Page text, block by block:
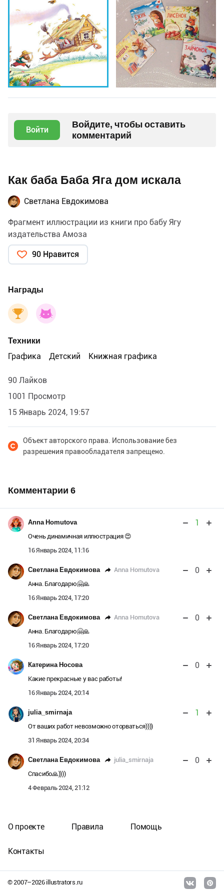
Войти
Войдите, чтобы оставить
комментарий
Как баба Баба Яга дом искала
Светлана Евдокимова
Фрагмент иллюстрации из книги про бабу Ягу
издательства Амоза
90 Нравится
Награды
Техники
Графика
Детский Книжная графика
90 Лайков
1001 Просмотр
15 Январь 2024, 19:57
Объект авторского права. Использование без
разрешения правообладателя запрещено.
Комментарии 6
Anna Homutova 1
Очень динамичная иллюстрация 😍
16 Январь 2024, 11:16
Светлана Евдокимова Anna Homutova 0
Анна. Благодарю🤗🙏
16 Январь 2024, 17:20
Светлана Евдокимова Anna Homutova 0
Анна. Благодарю🤗🙏
16 Январь 2024, 17:20
Катерина Носова 0
Какие прекрасные у вас работы!
16 Январь 2024, 20:14
julia_smirnaja 1
От ваших работ невозможно оторваться))))
31 Январь 2024, 20:34
Светлана Евдокимова julia_smirnaja 0
Спасибо🙏))))
4 Февраль 2024, 21:12
© 2007–2026illustrators.ru
О проекте Правила Помощь
Контакты